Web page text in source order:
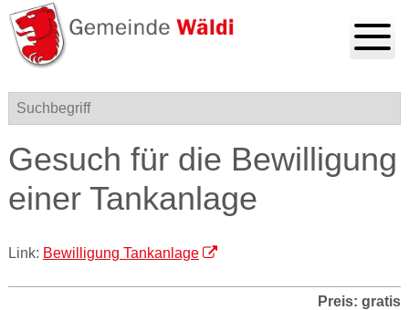
Navigieren in Gemeinde
Schnellnavigation
Hauptnavigation mobile
Menu
Suchbegriff
Gesuch für die Bewilligung
einer Tankanlage
Link: Bewilligung Tankanlage
Preis: gratis